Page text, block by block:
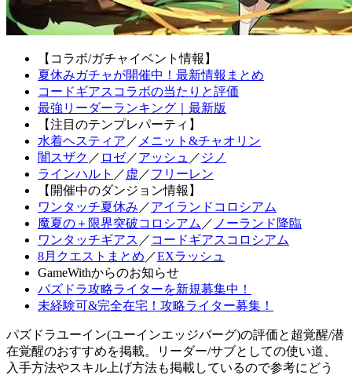
【コラボ/ガチャイベント情報】
夏休みガチャが開催中！最新情報まとめ
コードギアスコラボの当たりと評価
最強リーダーランキング｜最新版
【注目のテンプレパーティ】
水着ヘスティア ／ メニット&チャオリン
闇スザク ／ ロゼ／アッシュ ／ ジノ
ラインハルト ／ 虚 ／フリーレン
【開催中のダンジョン情報】
ワンタッチ夏休み ／アイランドコロシアム
魔夏の＋限界突破コロシアム ／ ノーランド降臨
ワンタッチギアス ／ コードギアスコロシアム
8月クエストまとめ ／EXラッシュ
GameWithからのお知らせ
パズドラ攻略ライターを新規募集中！
未経験可&完全在宅！攻略ライター募集！
パズドラユーイン(ユーインエッジバーグ)の評価と超覚醒/潜
在覚醒のおすすめを掲載。リーダー/サブとしての使い道、
入手方法やスキル上げ方法も掲載しているので参考にどう